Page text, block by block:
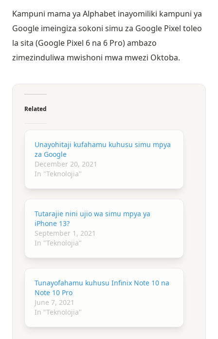
Kampuni mama ya Alphabet inayomiliki kampuni ya
Google imeingiza sokoni simu za Google Pixel toleo
la sita (Google Pixel 6 na 6 Pro) ambazo
zimezinduliwa mwishoni mwa mwezi Oktoba.
Related
Unayohitaji kufahamu kuhusu simu mpya
za Google
December 20, 2021
In "Teknolojia"
Tutarajie nini ujio wa simu mpya ya
iPhone 13?
September 1, 2021
In "Teknolojia"
Tunayofahamu kuhusu Infinix Note 10 na
Note 10 Pro
June 7, 2021
In "Teknolojia"